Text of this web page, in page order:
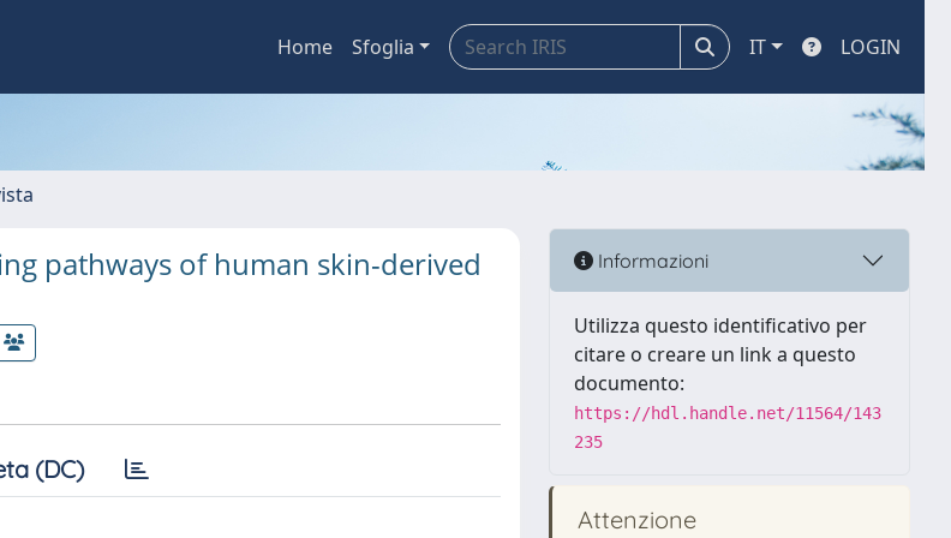
Home Sfoglia IT LOGIN
pathways of human skin-derived
(DC)
Informazioni
Utilizza questo identificativo per
citare o creare un link a questo
documento:
https://hdl.handle.net/11564/143
235
Attenzione